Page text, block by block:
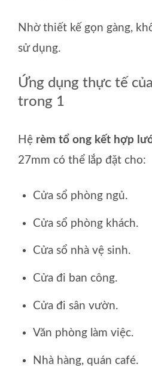
Nhờ thiết kế gọn gàng,
sử dụng.
Ứng dụng thực tế
trong 1
Hệ rèm tổ ong kết hợp
27mm có thể lắp đặt cho:
Cửa sổ phòng ngủ.
Cửa sổ phòng khách.
Cửa sổ nhà vệ sinh.
Cửa đi ban công.
Cửa đi sân vườn.
Văn phòng làm việc.
Nhà hàng, quán café.